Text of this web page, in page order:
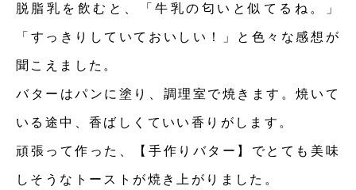
脱脂乳を飲むと、「牛乳の匂いと似てるね。」
「すっきりしていておいしい！」と色々な感想が
聞こえました。
バターはパンに塗り、調理室で焼きます。焼いて
いる途中、香ばしくていい香りがします。
頑張って作った、【手作りバター】でとても美味
しそうなトーストが焼き上がりました。